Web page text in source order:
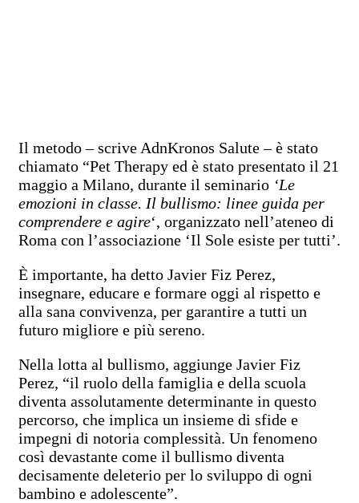
Il metodo – scrive AdnKronos Salute – è stato
chiamato “Pet Therapy ed è stato presentato il 21
maggio a Milano, durante il seminario ‘Le
emozioni in classe. Il bullismo: linee guida per
comprendere e agire‘, organizzato nell’ateneo di
Roma con l’associazione ‘Il Sole esiste per tutti’.
È importante, ha detto Javier Fiz Perez,
insegnare, educare e formare oggi al rispetto e
alla sana convivenza, per garantire a tutti un
futuro migliore e più sereno.
Nella lotta al bullismo, aggiunge Javier Fiz
Perez, “il ruolo della famiglia e della scuola
diventa assolutamente determinante in questo
percorso, che implica un insieme di sfide e
impegni di notoria complessità. Un fenomeno
così devastante come il bullismo diventa
decisamente deleterio per lo sviluppo di ogni
bambino e adolescente”.